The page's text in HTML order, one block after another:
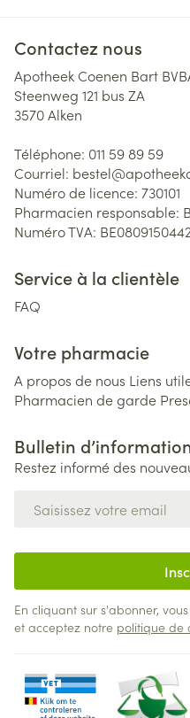
Contactez nous
Apotheek Coenen Bart
Steenweg 121 bus ZA
3570Alken
Téléphone: 011 59 89 59
Courriel: bestel@
Numéro de licence: 730101
Pharmacien responsable:
Numéro TVA: BE0809150442
Service à la clientèle
FAQ
Votre pharmacie
A propos de nous Liens
Pharmacien de garde
Bulletin
Restez informé des
En cliquant sur s'abonner,
et acceptez notre politique de